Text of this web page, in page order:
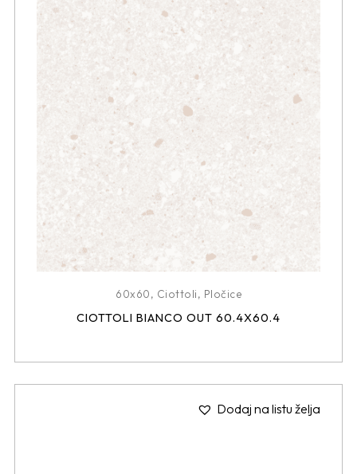
60x60, Ciottoli, Pločice
CIOTTOLI BIANCO OUT 60.4X60.4
Dodaj na listu želja